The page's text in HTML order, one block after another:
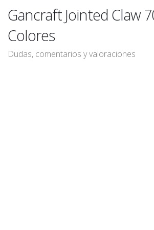
Gancraft Jointed Claw
Colores
Dudas, comentarios y valoraciones